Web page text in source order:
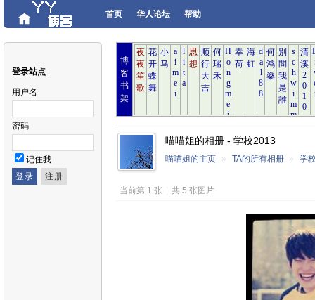
首页 华人论坛 帮助
登录站点
用户名
密码
记住我
博
客
书
架
喵喵姐的相册 - 学校2013
喵喵姐的主页 » TA的所有相册 » 学
当前第 1 张 共 5 张图片